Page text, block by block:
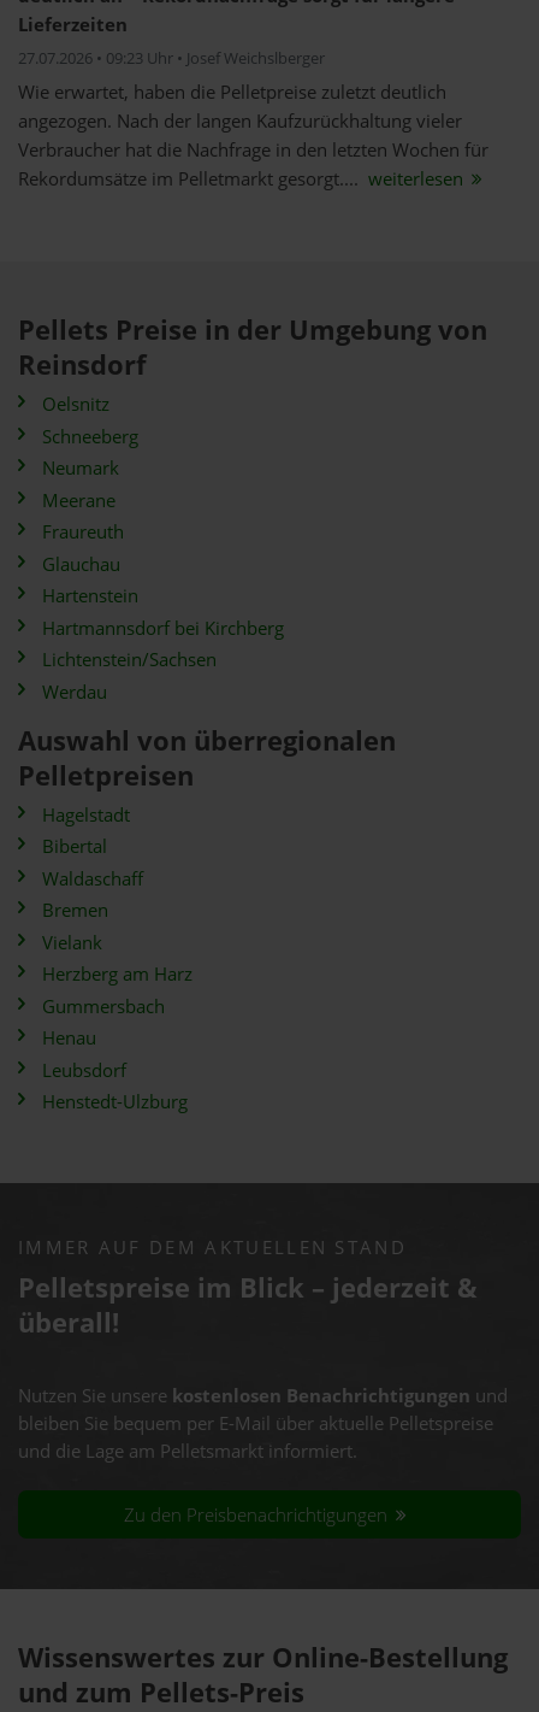
Lieferzeiten
27.07.2026 • 09:23 Uhr • Josef Weichslberger
Wie erwartet, haben die Pelletpreise zuletzt deutlich
angezogen. Nach der langen Kaufzurückhaltung vieler
Verbraucher hat die Nachfrage in den letzten Wochen für
Rekordumsätze im Pelletmarkt gesorgt.... weiterlesen
Pellets Preise in der Umgebung von
Reinsdorf
Oelsnitz
Schneeberg
Neumark
Meerane
Fraureuth
Glauchau
Hartenstein
Hartmannsdorf bei Kirchberg
Lichtenstein/Sachsen
Werdau
Auswahl von überregionalen
Pelletpreisen
Hagelstadt
Bibertal
Waldaschaff
Bremen
Vielank
Herzberg am Harz
Gummersbach
Henau
Leubsdorf
Henstedt-Ulzburg
IMMER AUF DEM AKTUELLEN STAND
Pelletspreise im Blick – jederzeit &
überall!
Nutzen Sie unsere kostenlosen Benachrichtigungen und
bleiben Sie bequem per E-Mail über aktuelle Pelletspreise
und die Lage am Pelletsmarkt informiert.
Zu den Preisbenachrichtigungen
Wissenswertes zur Online-Bestellung
und zum Pellets-Preis